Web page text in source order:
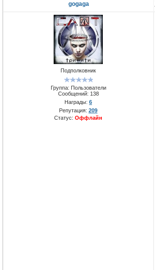
gogaga
Подполковник
Группа: Пользователи
Сообщений: 138
Награды: 6
Репутация: 209
Статус: Оффлайн